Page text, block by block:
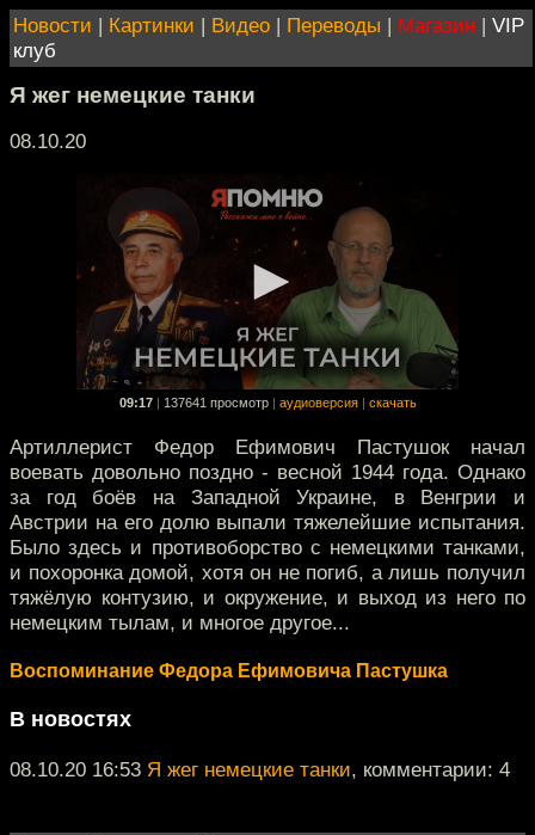
Новости | Картинки | Видео | Переводы | Магазин | VIP
клуб
Я жег немецкие танки
08.10.20
09:17 137641 просмотр аудиоверсия скачать
Артиллерист Федор Ефимович Пастушок начал
воевать довольно поздно - весной 1944 года. Однако
за год боёв на Западной Украине, в Венгрии и
Австрии на его долю выпали тяжелейшие испытания.
Было здесь и противоборство с немецкими танками,
и похоронка домой, хотя он не погиб, а лишь получил
тяжёлую контузию, и окружение, и выход из него по
немецким тылам, и многое другое...
Воспоминание Федора Ефимовича Пастушка
В новостях
08.10.20 16:53 Я жег немецкие танки, комментарии: 4